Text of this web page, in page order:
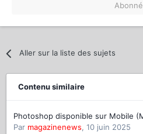
Aller sur la liste des sujets
Contenu similaire
Photoshop disponible sur Mobile
Par magazinenews, 10 juin 2025